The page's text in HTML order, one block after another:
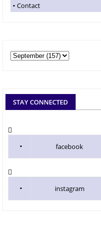
Contact
STAY CONNECTED
facebook
instagram